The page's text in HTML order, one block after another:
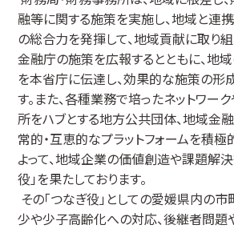
融等に関する施策を実施し、地域と連携
の総合力を発揮して、地域貢献に取り
金融庁の施策を広報するとともに、地
を本省庁に伝達し、効果的な施策の形
す。また、各種業務で培ったネットワー
所をハブとする地方公共団体、地域金
常的・互恵的なプラットフォームを積
よって、地域企業の価値創造や課題解
役」を果たしております。
その「つなぎ役」としての愛媛県内の
少や少子高齢化への対応、後継者問題